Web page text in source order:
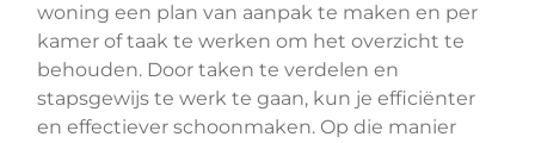
woning een plan van aanpak te maken en per
kamer of taak te werken om het overzicht te
behouden. Door taken te verdelen en
stapsgewijs te werk te gaan, kun je efficiënter
en effectiever schoonmaken. Op die manier